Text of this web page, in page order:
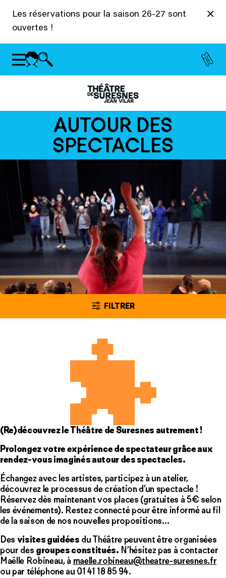
Les réservations pour la saison 26-27 sont
ouvertes !
AUTOUR DES
SPECTACLES
FILTRER
(Re)découvrez le Théâtre de Suresnes autrement !
Prolongez votre expérience de spectateur grâce aux
rendez-vous imaginés autour des spectacles.
Échangez avec les artistes, participez à un atelier,
découvrez le processus de création d’un spectacle !
Réservez dès maintenant vos places (gratuites à 5€ selon
les événements). Restez connecté pour être informé au fil
de la saison de nos nouvelles propositions…
Des visites guidées du Théâtre peuvent être organisées
pour des groupes constitués. N’hésitez pas à contacter
Maëlle Robineau, à maelle.robineau@theatre-suresnes.fr
ou par téléphone au 01 41 18 85 94.